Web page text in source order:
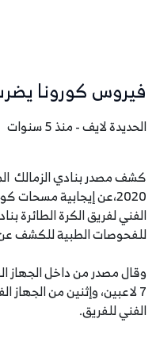
فيروس كورونا
الحديدة لايف - منذ 5 سنوات
الفني لفريق الكرة الطائرة
للفحوصات الطبية للكشف
وقال مصدر من داخل الجهاز
7 لاعبين، وإثنين من الجهاز
الفني للفريق.